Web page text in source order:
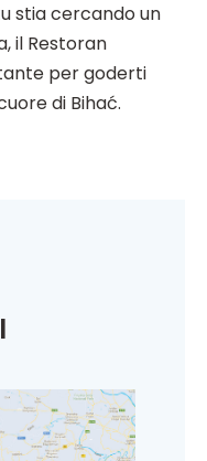
stia cercando un
il Restoran
per goderti
di Bihać.